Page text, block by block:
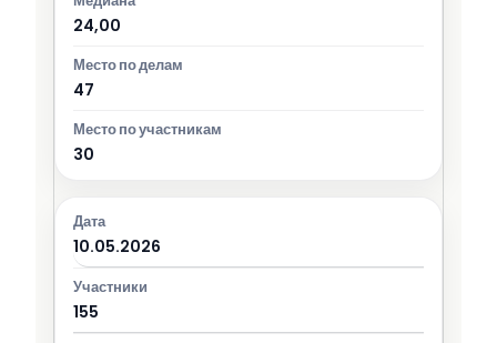
24,00
47
30
10.05.2026
155